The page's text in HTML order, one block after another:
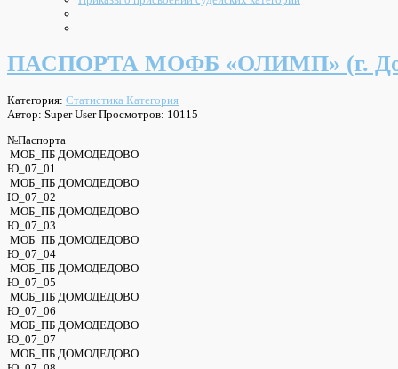
ПАСПОРТА МОФБ «ОЛИМП» (г.
Категория: Статистика Категория
Автор: Super UserПросмотров: 10115
№Паспорта
МОБ_ПБ ДОМОДЕДОВО
Ю_07_01
МОБ_ПБ ДОМОДЕДОВО
Ю_07_02
МОБ_ПБ ДОМОДЕДОВО
Ю_07_03
МОБ_ПБ ДОМОДЕДОВО
Ю_07_04
МОБ_ПБ ДОМОДЕДОВО
Ю_07_05
МОБ_ПБ ДОМОДЕДОВО
Ю_07_06
МОБ_ПБ ДОМОДЕДОВО
Ю_07_07
МОБ_ПБ ДОМОДЕДОВО